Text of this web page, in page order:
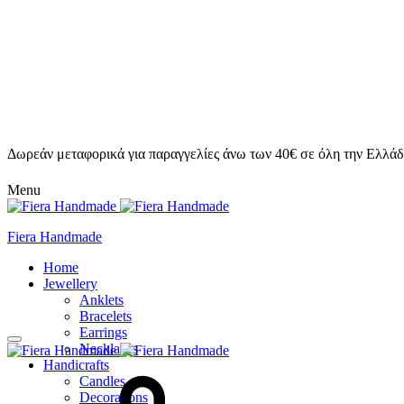
Δωρεάν μεταφορικά για παραγγελίες άνω των 40€ σε όλη την
Menu
Fiera Handmade
Home
Jewellery
Anklets
Bracelets
Earrings
Necklaces
Handicrafts
Candles
Decorations